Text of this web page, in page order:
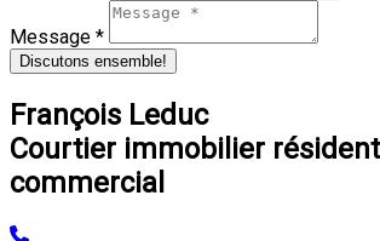
Message *
Discutons ensemble!
François Leduc
Courtier immobilier
commercial